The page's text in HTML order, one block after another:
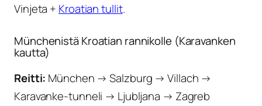
Vinjeta + Kroatian tullit.
Münchenistä Kroatian rannikolle (Karavanken
kautta)
Reitti: München → Salzburg → Villach →
Karavanke-tunneli → Ljubljana → Zagreb